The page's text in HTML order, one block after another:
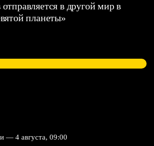
в другой мир в
планеты»
— 4 августа, 09:00